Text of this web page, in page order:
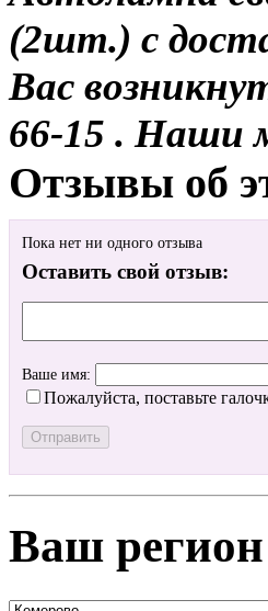
(2шт.) с
Вас
66-15 . Наши
Отзывы об
Пока нет ни одного отзыва
Оставить свой отзыв:
Ваше имя:
Пожалуйста, поставьте
Ваш регион